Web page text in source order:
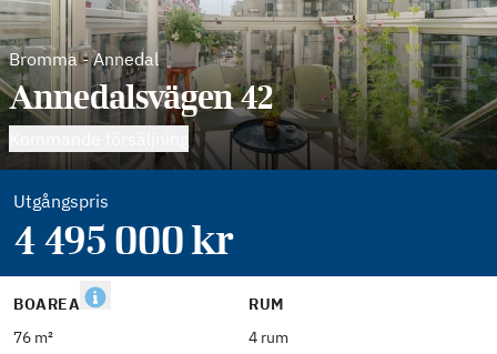
Bromma-Annedal
Annedalsvägen 42
Utgångspris
4 495 000kr
BOAREA
76 m²
RUM
4 rum